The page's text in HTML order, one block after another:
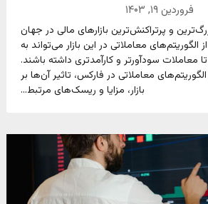
فروردین ۱۹, ۱۴۰۳
و پرتراکنش‌ترین بازارهای مالی در جهان
الگوریتم‌های معاملاتی در این بازار می‌تواند به
معاملات سودآورتر و کارآمدتری داشته باشند.
معاملاتی در فارکس، تاثیر آن‌ها بر
بازار، مزایا و ریسک‌های مرتبط...